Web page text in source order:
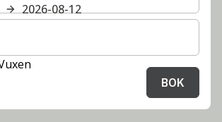
2026-08-12
gäster för din vistelse
BOK